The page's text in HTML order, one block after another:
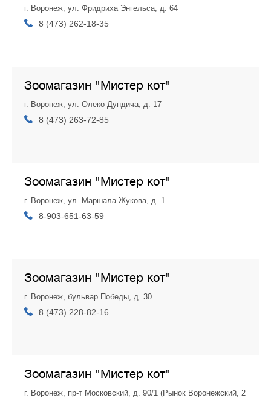
г. Воронеж, ул. Фридриха Энгельса, д. 64
8 (473) 262-18-35
Зоомагазин "Мистер кот"
г. Воронеж, ул. Олеко Дундича, д. 17
8 (473) 263-72-85
Зоомагазин "Мистер кот"
г. Воронеж, ул. Маршала Жукова, д. 1
8-903-651-63-59
Зоомагазин "Мистер кот"
г. Воронеж, бульвар Победы, д. 30
8 (473) 228-82-16
Зоомагазин "Мистер кот"
г. Воронеж, пр-т Московский, д. 90/1 (Рынок Воронежский, 2